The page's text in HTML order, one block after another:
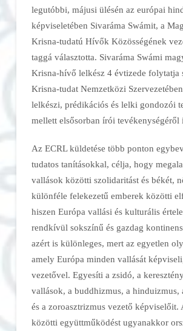
legutóbbi, májusi ülésén az európai
képviseletében Sivaráma Swámit, a
Krisna-tudatú Hívők Közösségének
taggá választotta. Sivaráma Swámi
Krisna-hívő lelkész 4 évtizede folytatja
Krisna-tudat Nemzetközi
lelkészi, prédikációs és lelki gondozói
mellett elsősorban írói tevékenységéről
Az ECRL küldetése több ponton
tudatos tanításokkal, célja, hogy
vallások közötti szolidaritást és békét,
különféle felekezetű emberek közötti
hiszen Európa vallási és kulturális
rendkívül sokszínű és gazdag
azért is különleges, mert az egyetlen
amely Európa minden vallását
vezetővel. Egyesíti a zsidó, a
vallások, a buddhizmus, a hinduizmus,
és a zoroasztrizmus vezető képviselőit.
közötti együttműködést ugyanakkor